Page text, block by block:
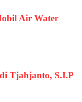
Air Water
Tjahjanto, S.I.P